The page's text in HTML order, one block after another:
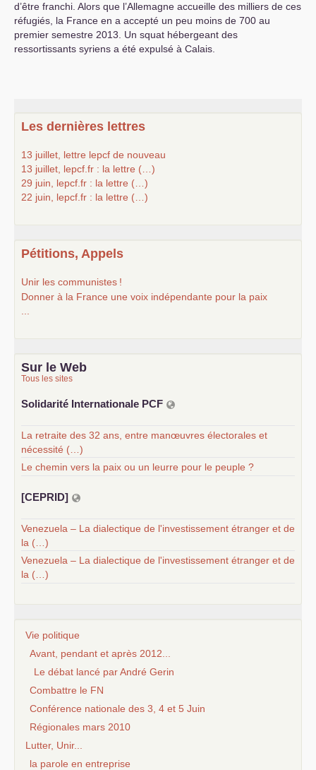
d’être franchi. Alors que l’Allemagne accueille des milliers de ces
réfugiés, la France en a accepté un peu moins de 700 au
premier semestre 2013. Un squat hébergeant des
ressortissants syriens a été expulsé à Calais.
Les dernières lettres
13 juillet, lettre lepcf de nouveau
13 juillet, lepcf.fr : la lettre (…)
29 juin, lepcf.fr : la lettre (…)
22 juin, lepcf.fr : la lettre (…)
Pétitions, Appels
Unir les communistes !
Donner à la France une voix indépendante pour la paix
Sur le Web
Tous les sites
Solidarité Internationale PCF
La retraite des 32 ans, entre manœuvres électorales et
nécessité (…)
Le chemin vers la paix ou un leurre pour le peuple ?
[CEPRID]
Venezuela – La dialectique de l'investissement étranger et de
la (…)
Venezuela – La dialectique de l'investissement étranger et de
la (…)
Vie politique
Avant, pendant et après 2012...
Le débat lancé par André Gerin
Combattre le FN
Conférence nationale des 3, 4 et 5 Juin
Régionales mars 2010
Lutter, Unir...
la parole en entreprise